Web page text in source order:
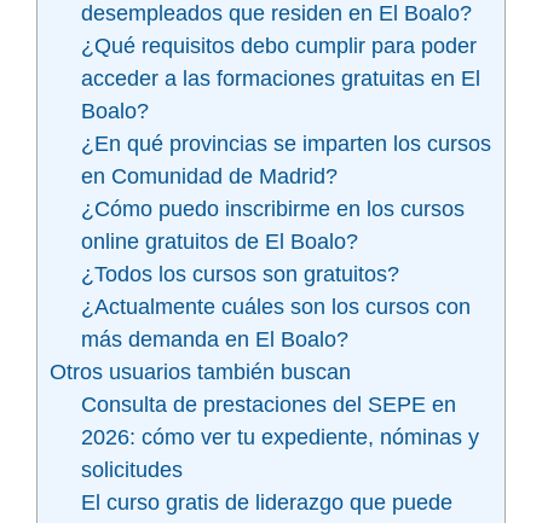
desempleados que residen en El Boalo?
¿Qué requisitos debo cumplir para poder
acceder a las formaciones gratuitas en El
Boalo?
¿En qué provincias se imparten los cursos
en Comunidad de Madrid?
¿Cómo puedo inscribirme en los cursos
online gratuitos de El Boalo?
¿Todos los cursos son gratuitos?
¿Actualmente cuáles son los cursos con
más demanda en El Boalo?
Otros usuarios también buscan
Consulta de prestaciones del SEPE en
2026: cómo ver tu expediente, nóminas y
solicitudes
El curso gratis de liderazgo que puede